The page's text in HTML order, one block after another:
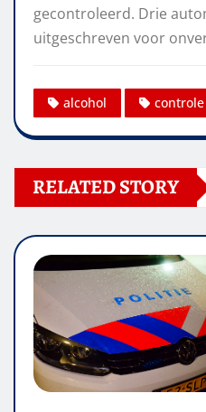
gecontroleerd. Drie
uitgeschreven voor
alcohol controle
RELATED STORY